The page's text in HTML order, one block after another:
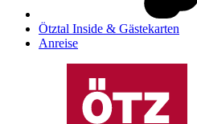
Ötztal Inside & Gästekarten
Anreise